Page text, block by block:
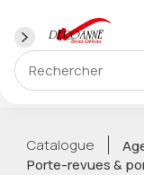
Catalogue
Porte-revues &